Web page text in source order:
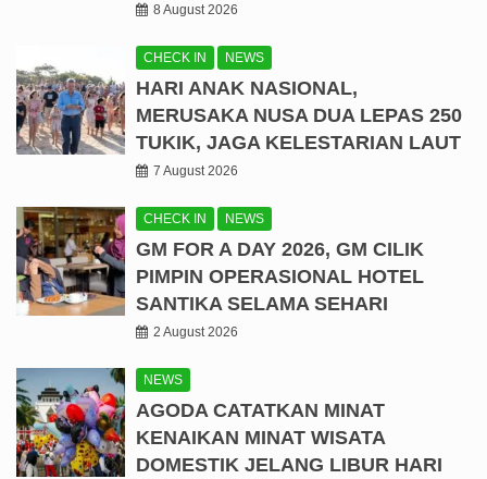
8 August 2026
CHECK IN NEWS
HARI ANAK NASIONAL,
MERUSAKA NUSA DUA LEPAS 250
TUKIK, JAGA KELESTARIAN LAUT
7 August 2026
CHECK IN NEWS
GM FOR A DAY 2026, GM CILIK
PIMPIN OPERASIONAL HOTEL
SANTIKA SELAMA SEHARI
2 August 2026
NEWS
AGODA CATATKAN MINAT
KENAIKAN MINAT WISATA
DOMESTIK JELANG LIBUR HARI